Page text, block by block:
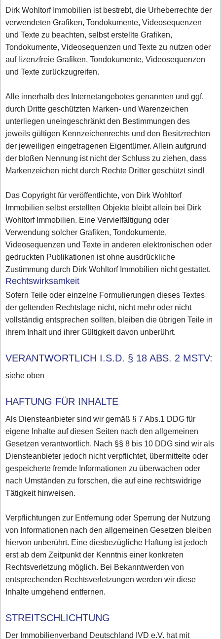
Dirk Wohltorf Immobilien ist bestrebt, die Urheberrechte der
verwendeten Grafiken, Tondokumente, Videosequenzen
und Texte zu beachten, selbst erstellte Grafiken,
Tondokumente, Videosequenzen und Texte zu nutzen oder
auf lizenzfreie Grafiken, Tondokumente, Videosequenzen
und Texte zurückzugreifen.
Alle innerhalb des Internetangebotes genannten und ggf.
durch Dritte geschützten Marken- und Warenzeichen
unterliegen uneingeschränkt den Bestimmungen des
jeweils gültigen Kennzeichenrechts und den Besitzrechten
der jeweiligen eingetragenen Eigentümer. Allein aufgrund
der bloßen Nennung ist nicht der Schluss zu ziehen, dass
Markenzeichen nicht durch Rechte Dritter geschützt sind!
Das Copyright für veröffentlichte, von Dirk Wohltorf
Immobilien selbst erstellten Objekte bleibt allein bei Dirk
Wohltorf Immobilien. Eine Vervielfältigung oder
Verwendung solcher Grafiken, Tondokumente,
Videosequenzen und Texte in anderen elektronischen oder
gedruckten Publikationen ist ohne ausdrückliche
Zustimmung durch Dirk Wohltorf Immobilien nicht gestattet.
Rechtswirksamkeit
Sofern Teile oder einzelne Formulierungen dieses Textes
der geltenden Rechtslage nicht, nicht mehr oder nicht
vollständig entsprechen sollten, bleiben die übrigen Teile in
ihrem Inhalt und ihrer Gültigkeit davon unberührt.
VERANTWORTLICH I.S.D. § 18 ABS. 2 MSTV:
siehe oben
HAFTUNG FÜR INHALTE
Als Diensteanbieter sind wir gemäß § 7 Abs.1 DDG für
eigene Inhalte auf diesen Seiten nach den allgemeinen
Gesetzen verantwortlich. Nach §§ 8 bis 10 DDG sind wir als
Diensteanbieter jedoch nicht verpflichtet, übermittelte oder
gespeicherte fremde Informationen zu überwachen oder
nach Umständen zu forschen, die auf eine rechtswidrige
Tätigkeit hinweisen.
Verpflichtungen zur Entfernung oder Sperrung der Nutzung
von Informationen nach den allgemeinen Gesetzen bleiben
hiervon unberührt. Eine diesbezügliche Haftung ist jedoch
erst ab dem Zeitpunkt der Kenntnis einer konkreten
Rechtsverletzung möglich. Bei Bekanntwerden von
entsprechenden Rechtsverletzungen werden wir diese
Inhalte umgehend entfernen.
STREITSCHLICHTUNG
Der Immobilienverband Deutschland IVD e.V. hat mit